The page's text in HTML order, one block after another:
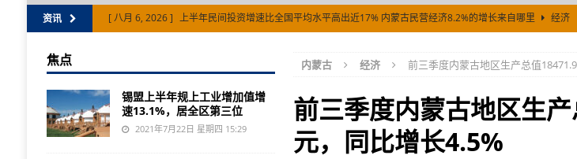
资讯 [ 八月 6, 2026 ] 上半年民间投资增速比全国平均水平高出近17% 内蒙古民营经济8.2%的增长来自哪里
经济
[ 八月 5, 2026 ] 内蒙古调整部分住房公积金使用政策
市场
[ 八月 4, 2026 ] 前7个月内蒙古自治区外商投资企业境内再投资资金流入31.58亿元
市场
[ 八月 6, 2026 ] 上半年满洲里铁路口岸进出口量值齐增 市场
内蒙古 经济 前三季度内蒙古地区生产总值
前三季度内蒙古地区生
元，同比增长4.5%
焦点
锡盟上半年规上工业增加值增
速13.1%，居全区第三位
2021年7月22日 星期四 15:29